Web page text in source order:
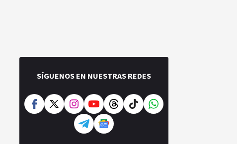
SÍGUENOS EN NUESTRAS REDES